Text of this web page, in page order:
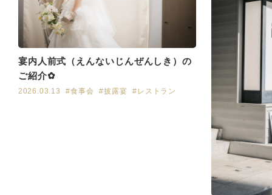
宴内人前式（えんないじんぜんしき）の
ご紹介✿
2026.03.13 #食事会 #披露宴 #レストラン